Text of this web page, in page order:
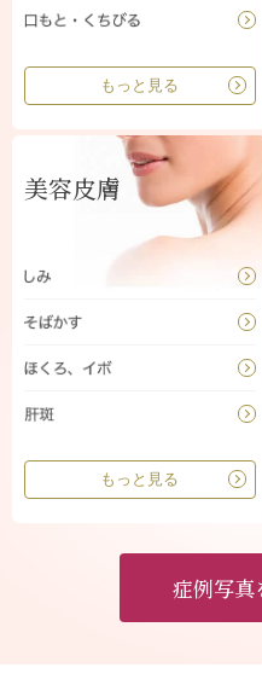
もっと見る
美容皮膚
もっと見る
症例写真